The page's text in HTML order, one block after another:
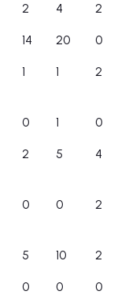
2 4 2
14 20 0
1 1 2
0 1 0
2 5 4
0 0 2
5 10 2
0 0 0